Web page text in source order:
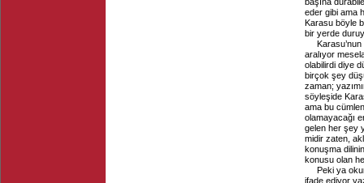
eder gibi ama
Karasu böyle
bir yerde
aralıyor
olabilirdi diye
birçok şey
zaman;
söyleşide
ama bu
olamayacağı
gelen her şey
midir zaten,
konuşma
konusu olan
Peki ya
ifade ediyor